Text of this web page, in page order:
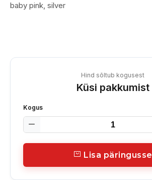
baby pink, silver
Hind sõltub kogusest
Küsi pakkumist
Kogus
Lisa päringusse